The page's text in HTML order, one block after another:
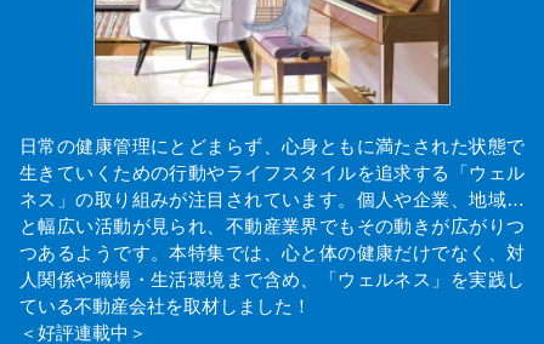
日常の健康管理にとどまらず、心身ともに満たされた状態で
生きていくための行動やライフスタイルを追求する「ウェル
ネス」の取り組みが注目されています。個人や企業、地域…
と幅広い活動が見られ、不動産業界でもその動きが広がりつ
つあるようです。本特集では、心と体の健康だけでなく、対
人関係や職場・生活環境まで含め、「ウェルネス」を実践し
ている不動産会社を取材しました！
＜好評連載中＞